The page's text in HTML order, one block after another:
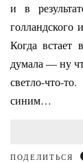
и в
голландского
Когда встает
думала — ну
светло-что-
синим…
ПОДЕЛИТЬСЯ